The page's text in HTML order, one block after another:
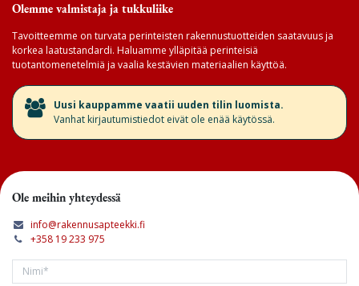
Olemme valmistaja ja tukkuliike
Tavoitteemme on turvata perinteisten rakennustuotteiden saatavuus ja
korkea laatustandardi. Haluamme ylläpitää perinteisiä
tuotantomenetelmiä ja vaalia kestävien materiaalien käyttöä.
​Uusi kauppamme vaatii uuden tilin luomista.
Vanhat kirjautumistiedot eivät ole enää käytössä.
Ole meihin yhteydessä
info@rakennusapteekki.fi
+358 19 233 975